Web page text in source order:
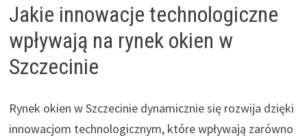
Jakie innowacje technologiczne
wpływają na rynek okien w
Szczecinie
Rynek okien w Szczecinie dynamicznie się rozwija dzięki
innowacjom technologicznym, które wpływają zarówno